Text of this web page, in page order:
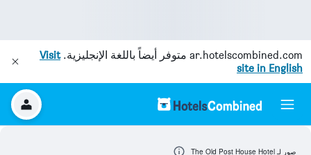
ar.hotelscombined.com متوفر أيضاً باللغة الإنجليزية.Visit
site in English
صور لـ The Old Post House Hotel